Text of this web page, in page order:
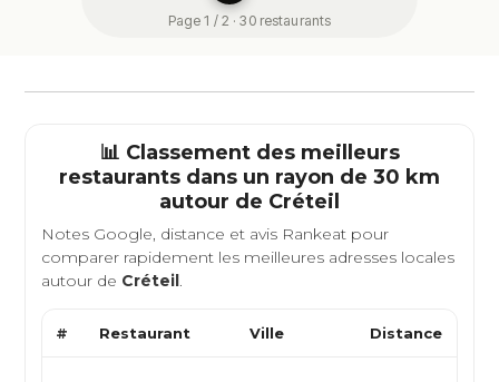
Page 1 / 2 · 30 restaurants
📊 Classement des meilleurs
restaurants dans un rayon de 30 km
autour de Créteil
Notes Google, distance et avis Rankeat pour
comparer rapidement les meilleures adresses locales
autour de Créteil.
# Restaurant Ville Distance